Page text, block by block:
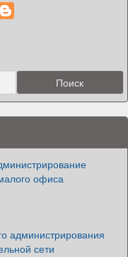
офиса
администрирования
сети